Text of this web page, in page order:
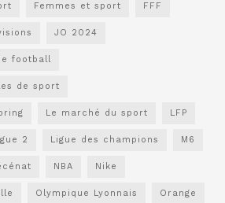
Femmes et sport FFF
JO 2024
football
de sport
Le marché du sport LFP
2 Ligue des champions M6
NBA Nike
Olympique Lyonnais Orange